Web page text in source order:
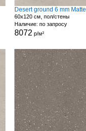
Desert ground 6 mm Matte
60x120 см, пол/стены
Наличие: по запросу
8072 р/м²